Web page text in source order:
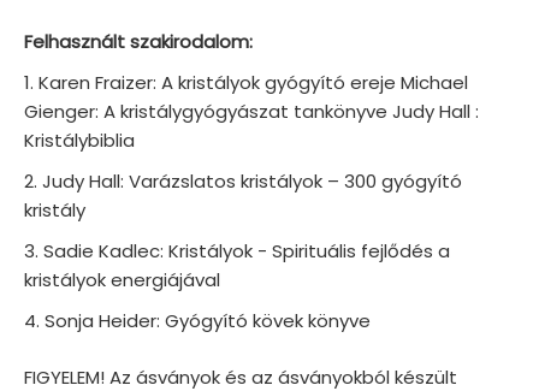
Felhasznált szakirodalom:
Karen Fraizer: A kristályok gyógyító ereje Michael
Gienger: A kristálygyógyászat tankönyve Judy Hall :
Kristálybiblia
Judy Hall: Varázslatos kristályok – 300 gyógyító
kristály
Sadie Kadlec: Kristályok - Spirituális fejlődés a
kristályok energiájával
Sonja Heider: Gyógyító kövek könyve
FIGYELEM! Az ásványok és az ásványokból készült